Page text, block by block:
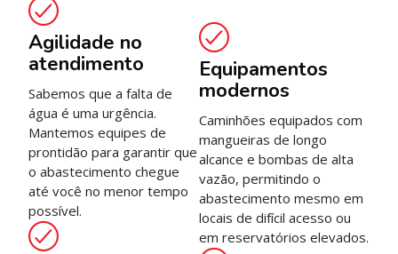
Agilidade no
atendimento
Sabemos que a falta de
água é uma urgência.
Mantemos equipes de
prontidão para garantir que
o abastecimento chegue
até você no menor tempo
possível.
Equipamentos
modernos
Caminhões equipados com
mangueiras de longo
alcance e bombas de alta
vazão, permitindo o
abastecimento mesmo em
locais de difícil acesso ou
em reservatórios elevados.